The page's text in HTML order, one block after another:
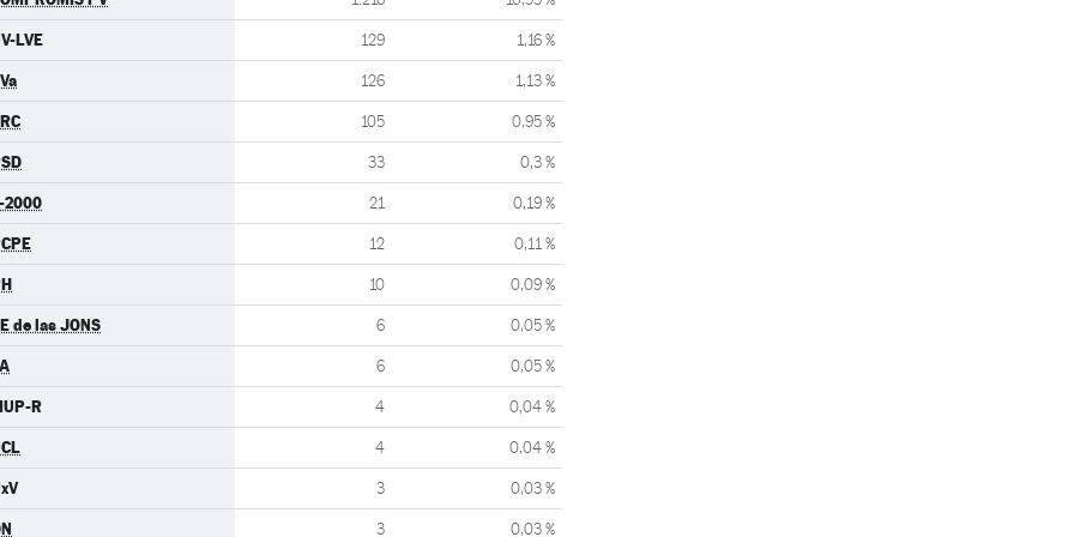
LVE 129 1,16 %
126 1,13 %
105 0,95 %
33 0,3 %
2000 21 0,19 %
12 0,11 %
10 0,09 %
de las JONS 6 0,05 %
6 0,05 %
R 4 0,04 %
4 0,04 %
3 0,03 %
3 0,03 %